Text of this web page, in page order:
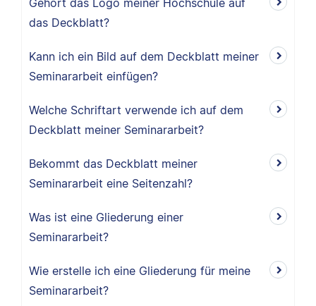
Gehört das Logo meiner Hochschule auf
das Deckblatt?
Kann ich ein Bild auf dem Deckblatt meiner
Seminararbeit einfügen?
Welche Schriftart verwende ich auf dem
Deckblatt meiner Seminararbeit?
Bekommt das Deckblatt meiner
Seminararbeit eine Seitenzahl?
Was ist eine Gliederung einer
Seminararbeit?
Wie erstelle ich eine Gliederung für meine
Seminararbeit?